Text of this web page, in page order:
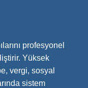
profesyonel
Yüksek
vergi, sosyal
sistem